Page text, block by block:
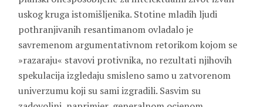
uskog kruga istomišljenika. Stotine mladih ljudi
pothranjivanih resantimanom ovladalo je
savremenom argumentativnom retorikom kojom se
»razaraju« stavovi protivnika, no rezultati njihovih
spekulacija izgledaju smisleno samo u zatvorenom
univerzumu koji su sami izgradili. Sasvim su